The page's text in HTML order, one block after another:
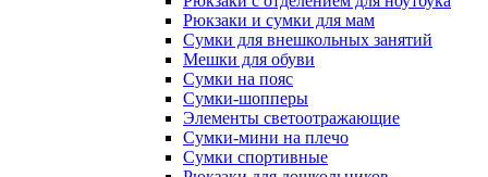
Рюкзаки и сумки для мам
Сумки для внешкольных занятий
Мешки для обуви
Сумки на пояс
Сумки-шопперы
Элементы светоотражающие
Сумки-мини на плечо
Сумки спортивные